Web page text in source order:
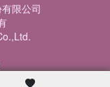
限公司